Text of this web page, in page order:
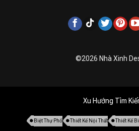
©2026 Nhà Xinh
Xu Hướng Tìm
Biệt Thự Phố Thiết Kế Nội Thất Thiết Kế